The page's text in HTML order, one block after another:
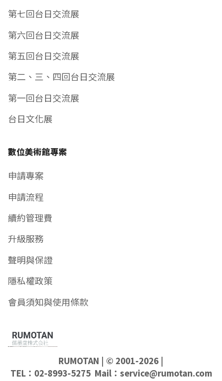
第七回台日交流展
第六回台日交流展
第五回台日交流展
第二、三、四回台日交流展
第一回台日交流展
台日文化展
數位美術館專案
申請專案
申請流程
續約管理費
升級服務
聲明與保證
隱私權政策
會員須知與使用條款
RUMOTAN | © 2001-2026 |
TEL：02-8993-5275 Mail： service@rumotan.com